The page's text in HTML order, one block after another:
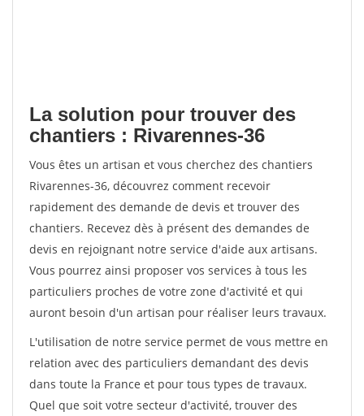
La solution pour trouver des
chantiers : Rivarennes-36
Vous êtes un artisan et vous cherchez des chantiers
Rivarennes-36, découvrez comment recevoir
rapidement des demande de devis et trouver des
chantiers. Recevez dès à présent des demandes de
devis en rejoignant notre service d'aide aux artisans.
Vous pourrez ainsi proposer vos services à tous les
particuliers proches de votre zone d'activité et qui
auront besoin d'un artisan pour réaliser leurs travaux.
L'utilisation de notre service permet de vous mettre en
relation avec des particuliers demandant des devis
dans toute la France et pour tous types de travaux.
Quel que soit votre secteur d'activité, trouver des